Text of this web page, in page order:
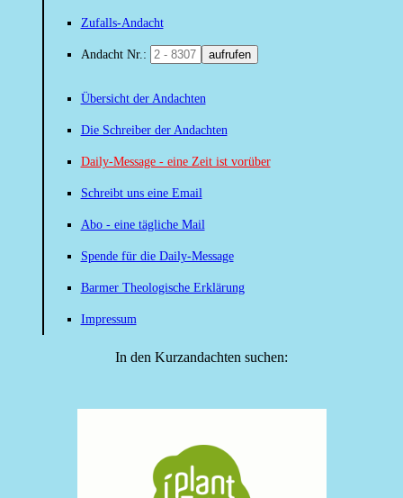
Zufalls-Andacht
Andacht Nr.: aufrufen
Übersicht der Andachten
Die Schreiber der Andachten
Daily-Message - eine Zeit ist vorüber
Schreibt uns eine Email
Abo - eine tägliche Mail
Spende für die Daily-Message
Barmer Theologische Erklärung
Impressum
In den Kurzandachten suchen: